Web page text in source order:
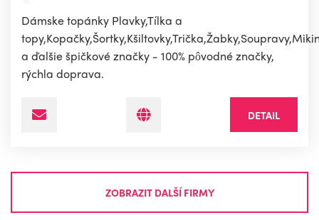
Dámske topánky Plavky,Tílka a
a ďalšie špičkové značky - 100% pôvodné značky,
rýchla doprava.
DETAIL
ZOBRAZIT DALŠÍ FIRMY